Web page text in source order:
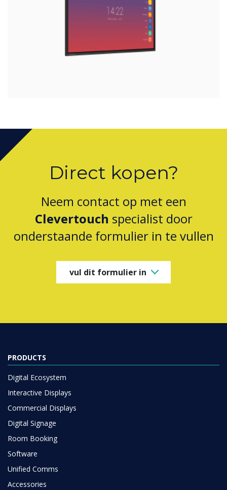
Direct kopen?
Neem contact op met een
Clevertouch specialist door
onderstaande formulier in te vullen
vul dit formulier in
PRODUCTS
Digital Ecosystem
Interactive Displays
Commercial Displays
Digital Signage
Room Booking
Software
Unified Comms
Accessories